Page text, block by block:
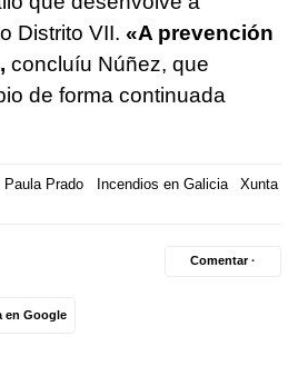
Distrito VII. «A prevención
concluíu Núñez, que
de forma continuada
Paula Prado Incendios en Galicia
Xunta
en Google
Comentar ·